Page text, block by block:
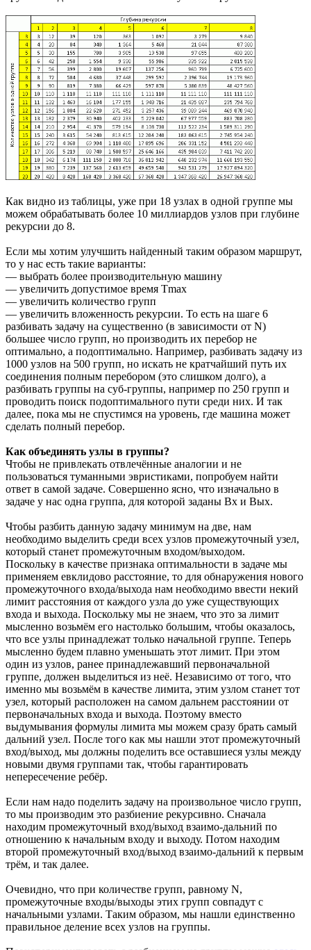
Как видно из таблицы, уже при 18 узлах в одной группе мы
можем обрабатывать более 10 миллиардов узлов при глубине
рекурсии до 8.
Если мы хотим улучшить найденный таким образом маршрут,
то у нас есть такие варианты:
— выбрать более производительную машину
— увеличить допустимое время Tmax
— увеличить количество групп
— увеличить вложенность рекурсии. То есть на шаге 6
разбивать задачу на существенно (в зависимости от N)
большее число групп, но производить их перебор не
оптимально, а подоптимально. Например, разбивать задачу из
1000 узлов на 500 групп, но искать не кратчайший путь их
соединения полным перебором (это слишком долго), а
разбивать группы на суб-группы, например по 250 групп и
проводить поиск подоптимального пути среди них. И так
далее, пока мы не спустимся на уровень, где машина может
сделать полный перебор.
Как объединять узлы в группы?
Чтобы не привлекать отвлечённые аналогии и не
пользоваться туманными эвристиками, попробуем найти
ответ в самой задаче. Совершенно ясно, что изначально в
задаче у нас одна группа, для которой заданы Вх и Вых.
Чтобы разбить данную задачу минимум на две, нам
необходимо выделить среди всех узлов промежуточный узел,
который станет промежуточным входом/выходом.
Поскольку в качестве признака оптимальности в задаче мы
применяем евклидово расстояние, то для обнаружения нового
промежуточного входа/выхода нам необходимо ввести некий
лимит расстояния от каждого узла до уже существующих
входа и выхода. Поскольку мы не знаем, что это за лимит
мысленно возьмём его настолько большим, чтобы оказалось,
что все узлы принадлежат только начальной группе. Теперь
мысленно будем плавно уменьшать этот лимит. При этом
один из узлов, ранее принадлежавший первоначальной
группе, должен выделиться из неё. Независимо от того, что
именно мы возьмём в качестве лимита, этим узлом станет тот
узел, который расположен на самом дальнем расстоянии от
первоначальных входа и выхода. Поэтому вместо
выдумывания формулы лимита мы можем сразу брать самый
дальний узел. После того как мы нашли этот промежуточный
вход/выход, мы должны поделить все оставшиеся узлы между
новыми двумя группами так, чтобы гарантировать
непересечение ребёр.
Если нам надо поделить задачу на произвольное число групп,
то мы производим это разбиение рекурсивно. Сначала
находим промежуточный вход/выход взаимо-дальний по
отношению к начальным входу и выходу. Потом находим
второй промежуточный вход/выход взаимо-дальний к первым
трём, и так далее.
Очевидно, что при количестве групп, равному N,
промежуточные входы/выходы этих групп совпадут с
начальными узлами. Таким образом, мы нашли единственно
правильное деление всех узлов на группы.